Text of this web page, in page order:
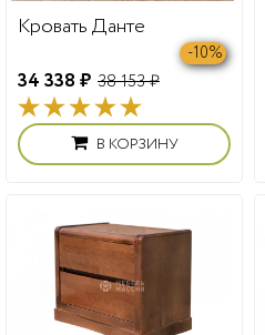
Кровать Данте
34 338 ₽ 38 153 ₽
-10%
В КОРЗИНУ